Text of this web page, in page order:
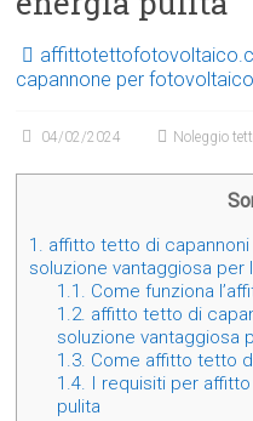
capannone per fotovoltaico
04/02/2024 Noleggio
1. affitto tetto di capannoni
soluzione vantaggiosa per
1.1. Come funziona
1.2. affitto tetto di
soluzione vantaggiosa
1.3. Come affitto tetto
1.4. I requisiti per
pulita